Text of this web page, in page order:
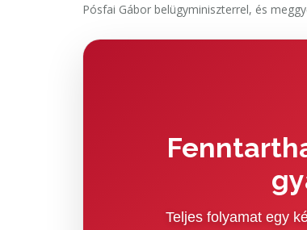
Pósfai Gábor belügyminiszterrel, és
Teljes folyamat egy